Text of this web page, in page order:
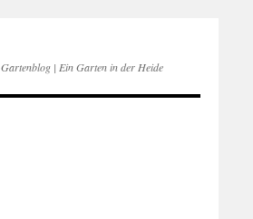
Gartenblog | Ein Garten in der Heide